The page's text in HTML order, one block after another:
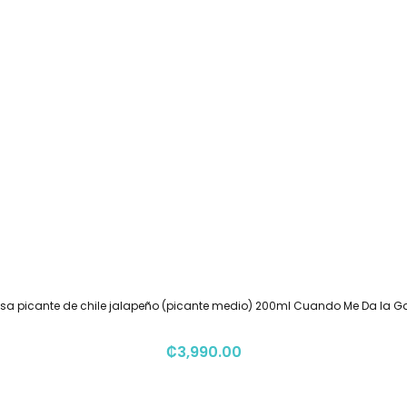
picante de chile jalapeño (picante medio) 200ml Cuando Me Da la
₡3,990.00